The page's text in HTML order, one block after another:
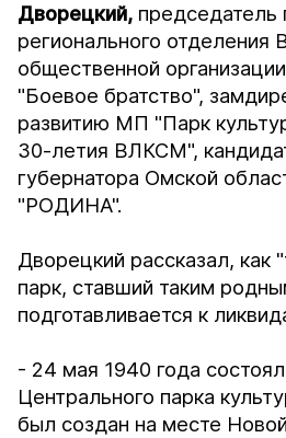
Дворецкий, председатель
регионального отделения
общественной
"Боевое братство",
развитию МП "Парк
30-летия ВЛКСМ",
губернатора Омской
"РОДИНА".
Дворецкий рассказал, как
парк, ставший таким
подготавливается к
- 24 мая 1940 года
Центрального парка
был создан на месте